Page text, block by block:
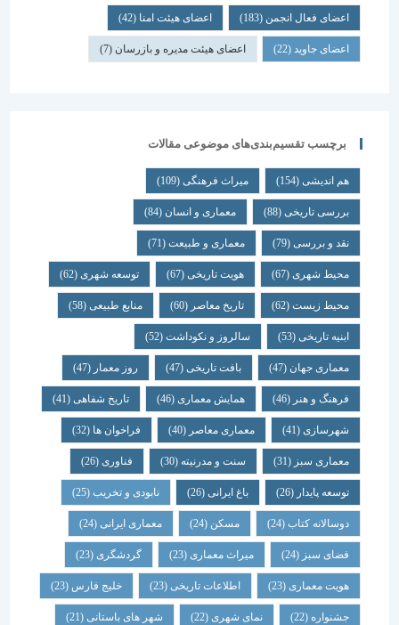
اعضای فعال انجمن(183) اعضای هیئت امنا(42)
اعضای جاوید(22) اعضای هیئت مدیره و بازرسان(7)
برچسب تقسیم‌بندی‌های موضوعی مقالات
هم اندیشی (154) میراث فرهنگی (109)
بررسی تاریخی (88) معماری و انسان (84)
نقد و بررسی (79) معماری و طبیعت (71)
محیط شهری(67) هویت تاریخی(67) توسعه شهری(62)
محیط زیست(62) تاریخ معاصر(60) منابع طبیعی(58)
ابنیه تاریخی(53) سالروز و نکوداشت(52)
معماری جهان (47) بافت تاریخی(47) روز معمار(47)
فرهنگ و هنر(46) همایش معماری (46) تاریخ شفاهی (41)
شهرسازی(41) معماری معاصر(40) فراخوان ها (32)
معماری سبز(31) سنت و مدرنیته(30) فناوری (26)
توسعه پایدار(26) باغ ایرانی(26) نابودی و تخریب(25)
دوسالانه کتاب(24) مسکن (24) معماری ایرانی(24)
فضای سبز(24) میراث معماری (23) گردشگری (23)
هویت معماری (23) اطلاعات تاریخی(23) خلیج فارس(23)
جشنواره(22) نمای شهری(22) شهر های باستانی (21)